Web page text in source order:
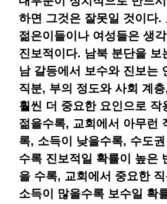
하면 그것은 잘못일 것이다.
젊은이들이나 여성들은 생
진보적이다. 남북 분단을 보
남 갈등에서 보수와 진보는
직분, 부의 정도와 사회 계층
훨씬 더 중요한 요인으로 작
젊을수록, 교회에서 아무런
록, 소득이 낮을수록, 수도
수록 진보적일 확률이 높은
을 수록, 교회에서 중요한
소득이 많을수록 보수일 확